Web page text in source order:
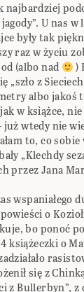
najbardziej
U nas w
były tak
raz w życiu
(albo nad
)
„szło z
albo jakoś
w książce, nie
już wtedy nie
to, co sobie
„Klechdy
przez Jana
wspaniałego
o
bo ponoć
książeczki o
się z
z Bullerbyn”,